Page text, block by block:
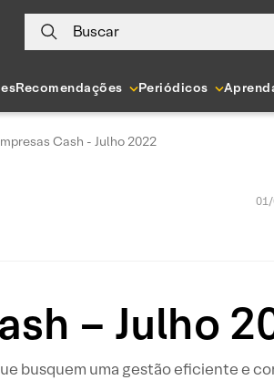
Buscar
Recomendações Periódicos
Cash - Julho 2022
01/
– Julho
busquem uma gestão eficiente e